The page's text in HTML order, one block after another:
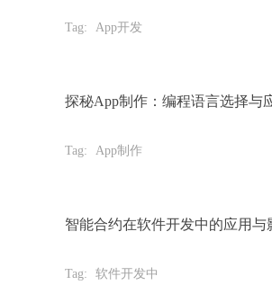
Tag: App开发
探秘App制作：编程语言选择与
Tag: App制作
智能合约在软件开发中的应用与
Tag: 软件开发中